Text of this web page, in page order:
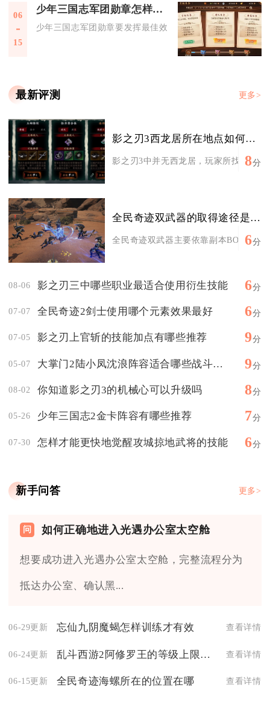
06
15
少年三国志军团勋章怎样才能发挥最佳效果
少年三国志军团勋章要发挥最佳效果，核心在于稳定高效获
最新评测 更多>
影之刃3西龙居所在地点如何查询
影之刃3中并无西龙居，玩家所找的应
8分
全民奇迹双武器的取得途径是什么
全民奇迹双武器主要依靠副本BOSS掉
6分
08-06 影之刃三中哪些职业最适合使用衍生技能 6分
07-07 全民奇迹2剑士使用哪个元素效果最好 6分
07-05 影之刃上官斩的技能加点有哪些推荐 9分
05-07 大掌门2陆小凤沈浪阵容适合哪些战斗模式 9分
08-02 你知道影之刃3的机械心可以升级吗 8分
05-26 少年三国志2金卡阵容有哪些推荐 7分
07-30 怎样才能更快地觉醒攻城掠地武将的技能 6分
新手问答 更多>
如何正确地进入光遇办公室太空舱
想要成功进入光遇办公室太空舱，完整流程分为
抵达办公室、确认黑...
06-29更新 忘仙九阴魔蝎怎样训练才有效 查看详情
06-24更新 乱斗西游2阿修罗王的等级上限是多少 查看详情
06-15更新 全民奇迹海螺所在的位置在哪 查看详情